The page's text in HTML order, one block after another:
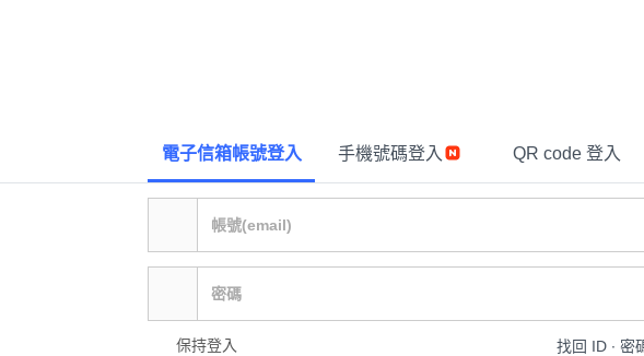
電子信箱帳號登入 手機號碼登入 QR code 登入
保持登入 找回 ID ∙ 密